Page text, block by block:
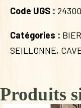
Code UGS :
Catégories :
SEILLONNE,
Produits